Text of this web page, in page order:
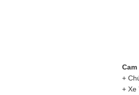
+
+ Xe